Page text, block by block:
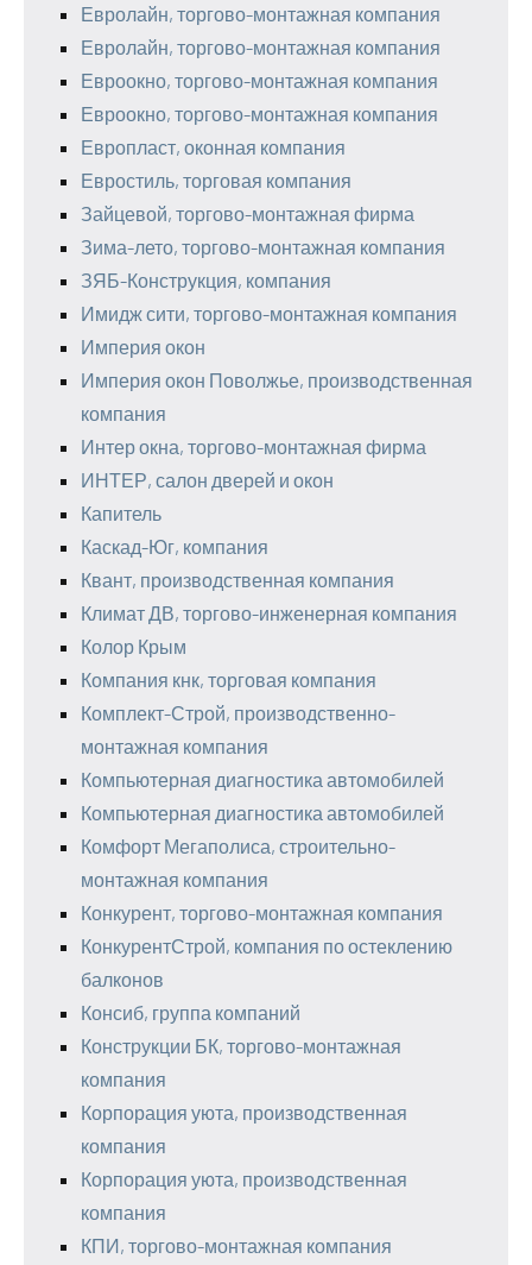
Евролайн, торгово-монтажная компания
Евролайн, торгово-монтажная компания
Евроокно, торгово-монтажная компания
Евроокно, торгово-монтажная компания
Европласт, оконная компания
Евростиль, торговая компания
Зайцевой, торгово-монтажная фирма
Зима-лето, торгово-монтажная компания
ЗЯБ-Конструкция, компания
Имидж сити, торгово-монтажная компания
Империя окон
Империя окон Поволжье, производственная
компания
Интер окна, торгово-монтажная фирма
ИНТЕР, салон дверей и окон
Капитель
Каскад-Юг, компания
Квант, производственная компания
Климат ДВ, торгово-инженерная компания
Колор Крым
Компания кнк, торговая компания
Комплект-Строй, производственно-
монтажная компания
Компьютерная диагностика автомобилей
Компьютерная диагностика автомобилей
Комфорт Мегаполиса, строительно-
монтажная компания
Конкурент, торгово-монтажная компания
КонкурентСтрой, компания по остеклению
балконов
Консиб, группа компаний
Конструкции БК, торгово-монтажная
компания
Корпорация уюта, производственная
компания
Корпорация уюта, производственная
компания
КПИ, торгово-монтажная компания